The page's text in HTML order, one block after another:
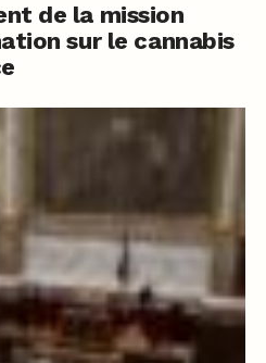
de la mission
sur le cannabis